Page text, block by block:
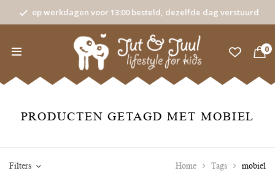
op werkdagen voor 13:00 besteld, dezelfde dag verstuurd
0
PRODUCTEN GETAGD MET MOBIEL
Filters Home Tags mobiel